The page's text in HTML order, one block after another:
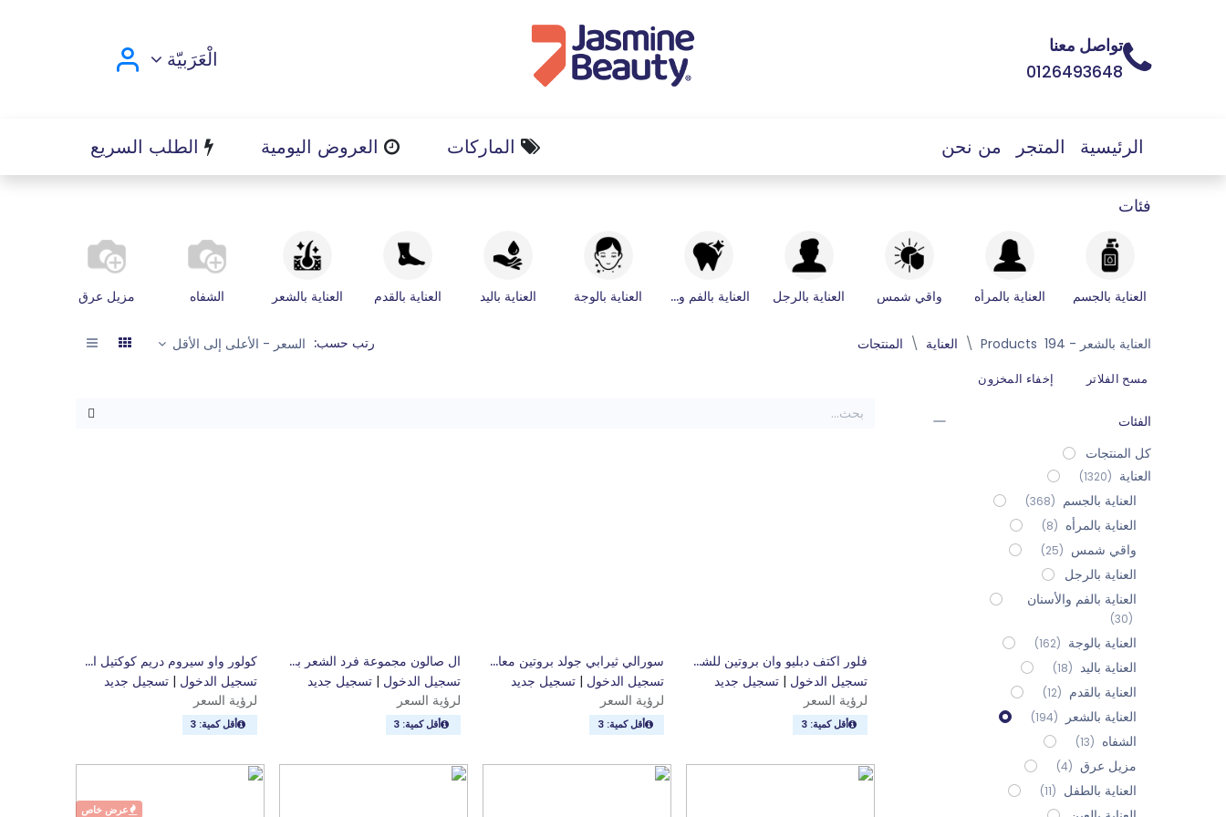
تواصل معنا
0126493648
الْعَرَبيّة
الرئيسية المتجر من نحن الماركات العروض اليومية الطلب السريع
فئات
العناية بالجسم العناية بالمرأه واقي شمس العناية بالرجل العناية بالفم والأسنان العناية بالوجة العناية باليد العناية بالقدم العناية بالشعر الشفاه مزيل عرق
المنتجات العناية العناية بالشعر - 194 Products رتب حسب: السعر - الأعلى إلى الأقل
مسح الفلاتر إخفاء المخزون
الفئات
كل المنتجات
العناية (1320)
العناية بالجسم (368)
العناية بالمرأه (8)
واقي شمس (25)
العناية بالرجل
العناية بالفم والأسنان
(30)
العناية بالوجة (162)
العناية باليد (18)
العناية بالقدم (12)
العناية بالشعر (194)
الشفاه (13)
مزيل عرق (4)
العناية بالطفل (11)
أضف إلى السلة
فلور اكتف دبليو وان بروتين للشعر 1 لتر
تسجيل الدخول | تسجيل جديد
لرؤية السعر
أقل كمية: 3
أضف إلى السلة
سورالي ثيرابي جولد بروتين معالج الشعر بالارجان 1 لتر
تسجيل الدخول | تسجيل جديد
لرؤية السعر
أقل كمية: 3
أضف إلى السلة
ال صالون مجموعة فرد الشعر بالبروتين مع زيت بذرة الكتان
تسجيل الدخول |تسجيل جديد
لرؤية السعر
أقل كمية: 3
أضف إلى السلة
كولور واو سيروم دريم كوكتيل الغني بالكربوهيدرات لتنعيم الشعر 200 مل
تسجيل الدخول |تسجيل جديد
لرؤية السعر
أقل كمية: 3
عرض خاص